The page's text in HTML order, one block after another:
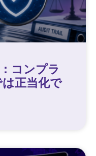
コンプラ
正当化で